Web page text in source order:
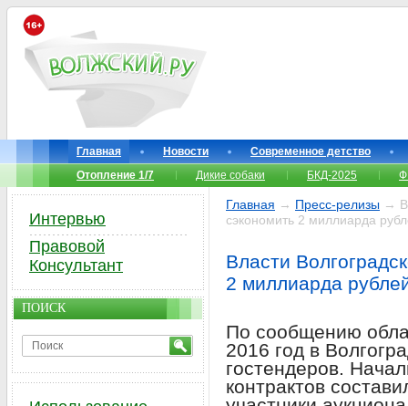
Главная Новости
Современное детство
Отопление 1/7
Дикие собаки БКД-2025
Главная → Пресс-релизы →
сэкономить 2 миллиарда
Власти
2 миллиарда
По сообщению
2016 год в
гостендеров.
контрактов
Интервью
Правовой
Консультант
ПОИСК